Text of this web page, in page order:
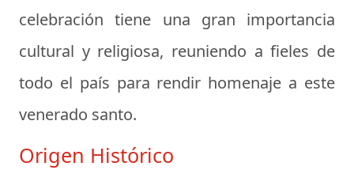
celebración tiene una gran importancia
cultural y religiosa, reuniendo a fieles de
todo el país para rendir homenaje a este
venerado santo.
Origen Histórico